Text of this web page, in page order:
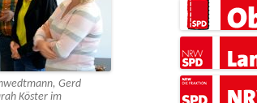
Gerd
Köster im